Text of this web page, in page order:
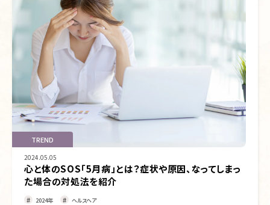
TREND
2024.05.05
心と体のSOS「5月病」とは？症状や原因、なってしまっ
た場合の対処法を紹介
2024年 ヘルスヘア